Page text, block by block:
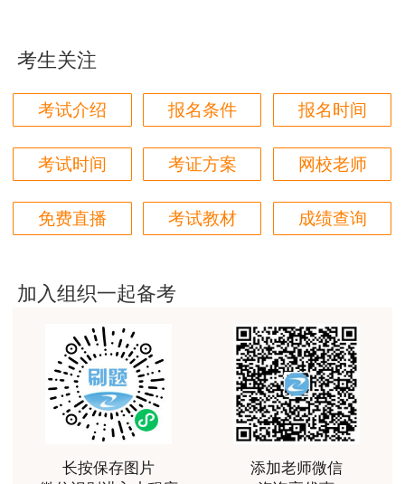
非常好！感谢！感谢！
用户m4****88
用户m2****18
授课内容非常专业，还有人给答疑。
用户hq****jp
对知识点精准把握，内容深入浅出，理论和记忆口诀
用户m1****18
课程体系非常全面具体，考前资料含金量很足，能压
中一些真题知识点，从而使考试过程中得心应手，顺
利通过考试
考生关注
考试介绍 报名条件 报名时间
考试时间 考证方案 网校老师
免费直播 考试教材 成绩查询
加入组织一起备考
长按保存图片
添加老师微信